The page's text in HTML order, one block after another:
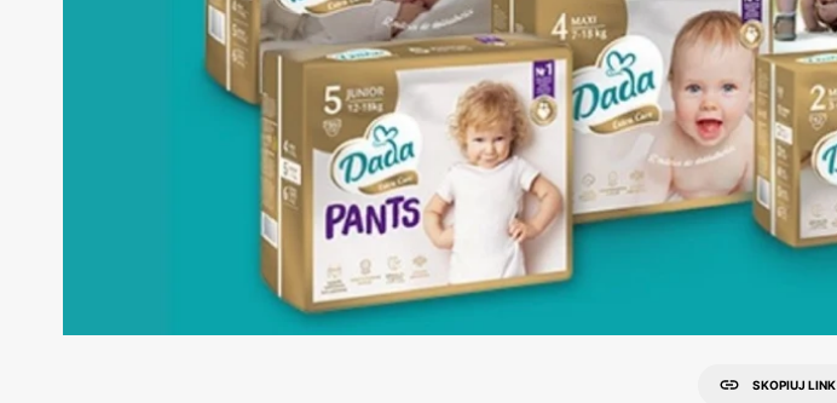
SKOPIUJ LINK